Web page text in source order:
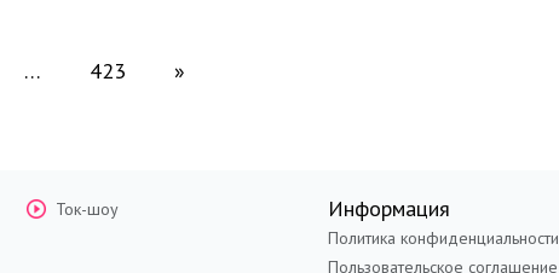
… 423 »
Ток-шоу Информация
Политика конфиденциальности
Пользовательское соглашение